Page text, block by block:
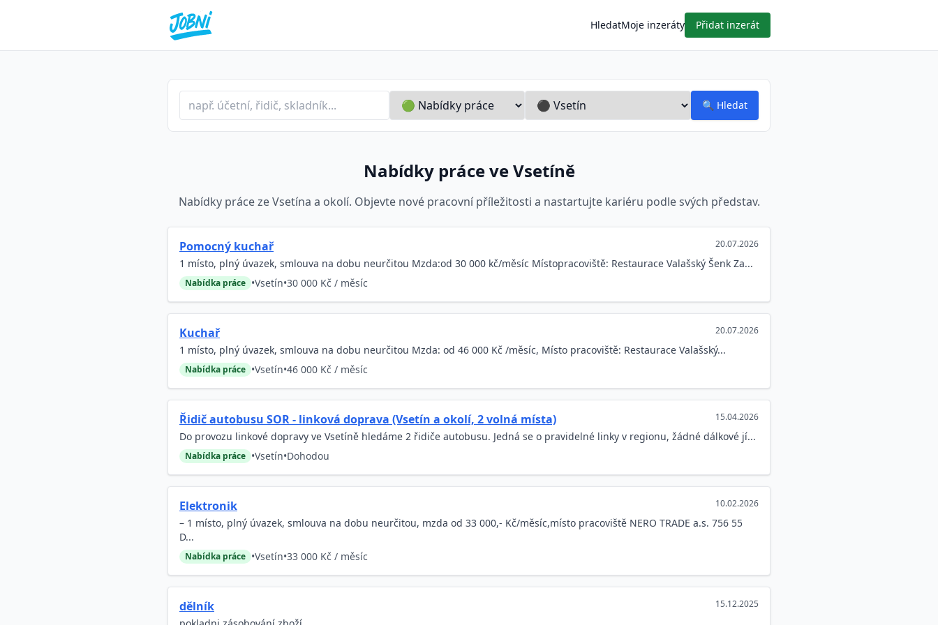
HledatMoje inzeráty Přidat inzerát
Profese nebo klíčové slovo
Typ inzerátu
Lokalita 🔍 Hledat
Nabídky práce ve Vsetíně
Nabídky práce ze Vsetína a okolí. Objevte nové pracovní příležitosti a nastartujte kariéru podle svých představ.
Pomocný kuchař 20.07.2026
1 místo, plný úvazek, smlouva na dobu neurčitou Mzda:od 30 000 kč/měsíc Místopracoviště: Restaurace Valašský Šenk Za...
Nabídka práce •Vsetín•30 000 Kč / měsíc
Kuchař 20.07.2026
1 místo, plný úvazek, smlouva na dobu neurčitou Mzda: od 46 000 Kč /měsíc, Místo pracoviště: Restaurace Valašský...
Nabídka práce •Vsetín•46 000 Kč / měsíc
Řidič autobusu SOR - linková doprava (Vsetín a okolí, 2 volná místa) 15.04.2026
Do provozu linkové dopravy ve Vsetíně hledáme 2 řidiče autobusu. Jedná se o pravidelné linky v regionu, žádné dálkové jí...
Nabídka práce •Vsetín•Dohodou
Elektronik 10.02.2026
– 1 místo, plný úvazek, smlouva na dobu neurčitou, mzda od 33 000,- Kč/měsíc,místo pracoviště NERO TRADE a.s. 756 55
D...
Nabídka práce •Vsetín•33 000 Kč / měsíc
dělník 15.12.2025